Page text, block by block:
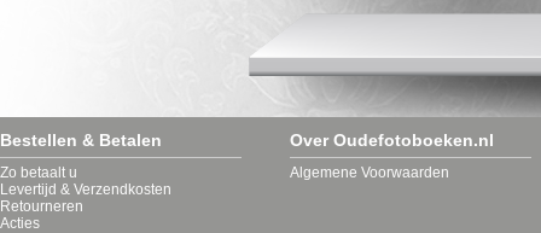
Bestellen & Betalen
Zo betaalt u
Levertijd & Verzendkosten
Retourneren
Acties
Over Oudefotoboeken.nl
Algemene Voorwaarden